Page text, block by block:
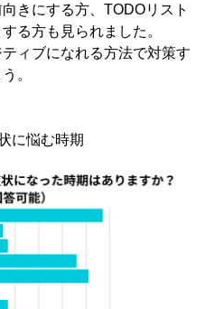
きにする方、TODOリスト
る方も見られました。
ィブになれる方法で対策す
。
に悩む時期